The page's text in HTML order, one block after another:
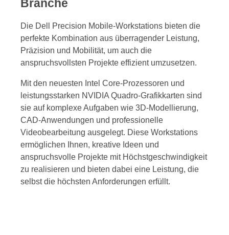
Branche
Die Dell Precision Mobile-Workstations bieten die
perfekte Kombination aus überragender Leistung,
Präzision und Mobilität, um auch die
anspruchsvollsten Projekte effizient umzusetzen.
Mit den neuesten Intel Core-Prozessoren und
leistungsstarken NVIDIA Quadro-Grafikkarten sind
sie auf komplexe Aufgaben wie 3D-Modellierung,
CAD-Anwendungen und professionelle
Videobearbeitung ausgelegt. Diese Workstations
ermöglichen Ihnen, kreative Ideen und
anspruchsvolle Projekte mit Höchstgeschwindigkeit
zu realisieren und bieten dabei eine Leistung, die
selbst die höchsten Anforderungen erfüllt.